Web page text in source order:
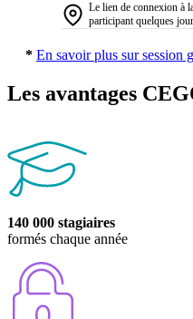
Le lien de connexion à
participant quelques
* En savoir plus sur session
Les avantages
140 000 stagiaires
formés chaque année